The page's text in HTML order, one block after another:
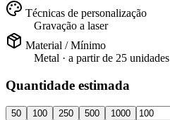
Técnicas de personalização
Gravação a laser
Material / Mínimo
Metal · a partir de 25 unidades
Quantidade estimada
50 100 250 500 1000